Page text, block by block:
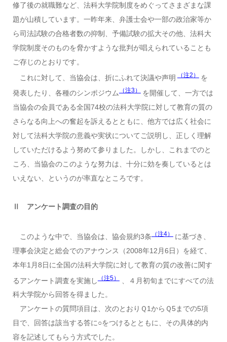
修了後の就職難など、法科大学院制度をめぐってさまざまな課
題が山積しています。一昨年来、弁護士会や一部の政治家等か
ら司法試験の合格者数の抑制、予備試験の拡大その他、法科大
学院制度そのものを脅かすような批判が唱えられていることも
ご存じのとおりです。
これに対して、当協会は、折にふれて決議や声明
（注2）
を
発表したり、各種のシンポジウム （注3）
を開催して、一方では
当協会の会員である全国74校の法科大学院に対して教育の質の
さらなる向上への奮起を訴えるとともに、他方では広く社会に
対して法科大学院の意義や実状についてご説明し、正しく理解
していただけるよう努めて参りました。しかし、これまでのと
ころ、当協会のこのような努力は、十分に効を奏しているとは
いえない、というのが率直なところです。
Ⅱ アンケート調査の目的
このような中で、当協会は、協会規約3条 （注4）
に基づき、
理事会決定と総会でのアナウンス（2008年12月6日）を経て、
本年1月8日に全国の法科大学院に対して教育の質の改善に関す
るアンケート調査を実施し （注5） 、４月初旬までにすべての法
科大学院から回答を得ました。
アンケートの質問項目は、次のとおりＱ1からＱ5までの5項
目で、回答は該当する答に○をつけるとともに、その具体的内
容を記述してもらう方式でした。